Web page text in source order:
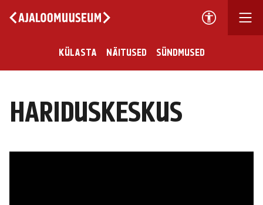
KÜLASTA NÄITUSED SÜNDMUSED
HARIDUSKESKUS